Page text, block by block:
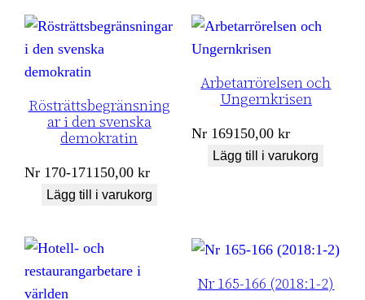
Rösträttsbegränsning
ar i den svenska
demokratin
Nr 170-171 150,00kr
Lägg till i varukorg
Arbetarrörelsen och
Ungernkrisen
Nr 169150,00kr
Lägg till i varukorg
Nr 165-166 (2018:1-2)